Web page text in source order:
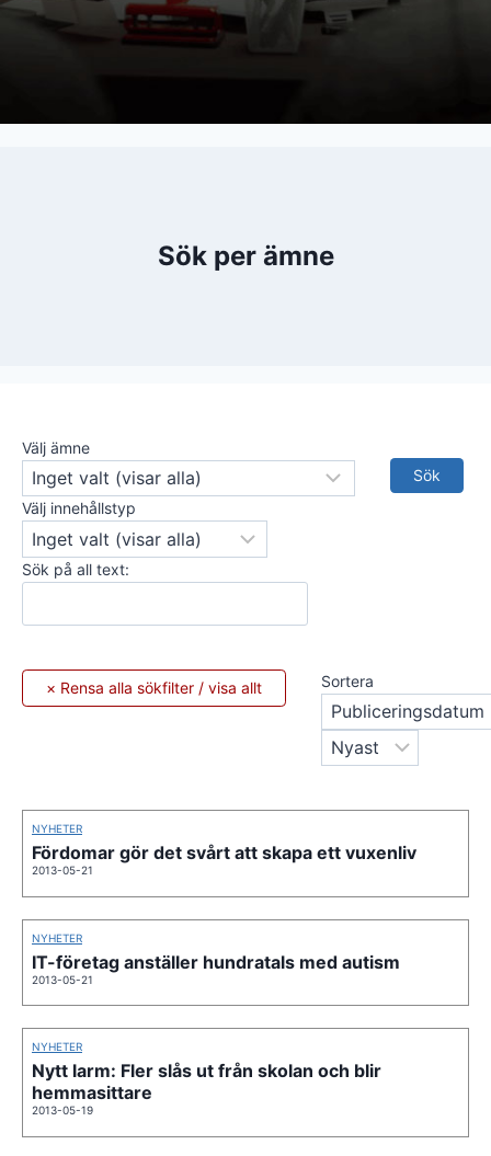
Sök per ämne
Välj ämne
Välj innehållstyp
Sök på all text:
Sortera
NYHETER
Fördomar gör det svårt att skapa ett vuxenliv
2013-05-21
NYHETER
IT-företag anställer hundratals med autism
2013-05-21
NYHETER
Nytt larm: Fler slås ut från skolan och blir
hemmasittare
2013-05-19